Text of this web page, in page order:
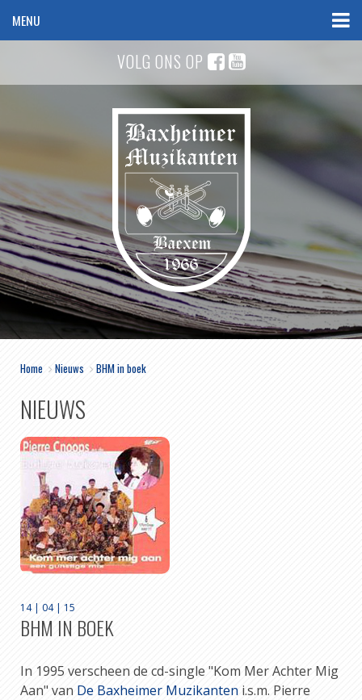
VOLG ONS OP
MENU
Home > Nieuws > BHM in boek
NIEUWS
14 | 04 | 15
BHM IN BOEK
In 1995 verscheen de cd-single "Kom Mer Achter Mig
Aan" van De Baxheimer Muzikanten i.s.m. Pierre